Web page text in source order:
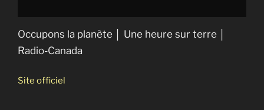
Occupons la planète │ Une heure sur terre │
Radio-Canada
Site officiel